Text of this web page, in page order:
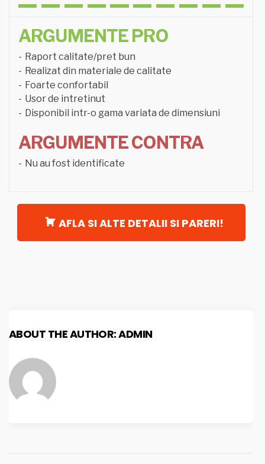
ARGUMENTE PRO
Raport calitate/pret bun
Realizat din materiale de calitate
Foarte confortabil
Usor de intretinut
Disponibil intr-o gama variata de dimensiuni
ARGUMENTE CONTRA
Nu au fost identificate
AFLA SI ALTE DETALII SI PARERI!
ABOUT THE AUTHOR:ADMIN